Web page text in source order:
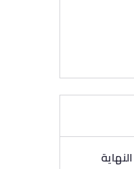
النهاية